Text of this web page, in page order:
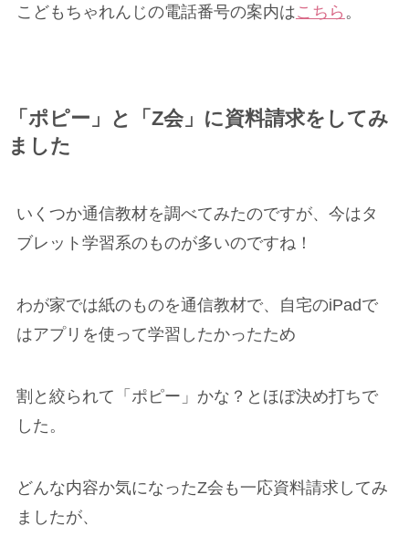
こどもちゃれんじの電話番号の案内はこちら 。
「ポピー」と「Z会」に資料請求をしてみ
ました
いくつか通信教材を調べてみたのですが、今はタ
ブレット学習系のものが多いのですね！
わが家では紙のものを通信教材で、自宅のiPadで
はアプリを使って学習したかったため
割と絞られて「ポピー」かな？とほぼ決め打ちで
した。
どんな内容か気になったZ会も一応資料請求してみ
ましたが、